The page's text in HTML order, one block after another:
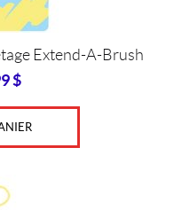
Extend-A-Brush
$